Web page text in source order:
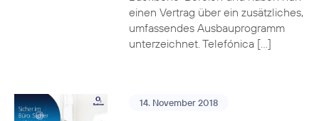
einen Vertrag über ein zusätzliches,
umfassendes Ausbauprogramm
unterzeichnet. Telefónica […]
14. November 2018